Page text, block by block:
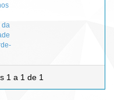
da
1 a 1 de 1